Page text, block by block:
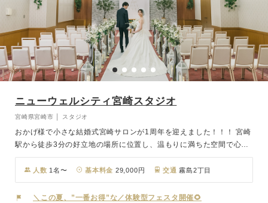
ニューウェルシティ宮崎スタジオ
宮崎県宮崎市 │ スタジオ
おかげ様で小さな結婚式宮崎サロンが1周年を迎えました！！！ 宮崎
駅から徒歩3分の好立地の場所に位置し、温もりに満ちた空間で心あ
たたまるセレモニーが叶います。撮影後には少人数での会食からアッ
トホームなパーティまで対応できる3つのバンケットをご用意。さら
に館内には本格的な神殿も備え、洋装・和装両方の撮影に対応可能。
ご希望に合わせた理想のフォトウェディングをお選びいただけます。
人数 1名〜 基本料金 29,000円 交通 霧島2丁目
＼この夏、”一番お得”な／体験型フェスタ開催🌻